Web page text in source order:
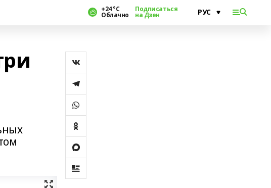
+24 °С
Облачно
Подписаться
на Дзен